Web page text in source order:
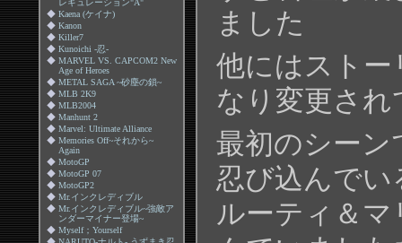
レギュレーション"A"
◆ Kaena (ケイナ)
◆ Kanon
◆ Killer7
◆ Kunoichi -忍-
◆ MARVEL VS. CAPCOM2 New
Age of Heroes
◆ METAL SAGA ~砂塵の鎖~
◆ MLB 2K9
◆ MLB2004
◆ Manhunt 2
◆ Marvel: Ultimate Alliance
◆ Memories Off~それから~
Again
◆ MotoGP
◆ MotoGP 07
◆ MotoGP2
◆ Mr.インクレディブル
◆ Mr.インクレディブル~強敵ア
ンダーマイナー登場~
◆ Myself；Yourself
ました
他にはスト
なり変更さ
最初のシーン
忍び込んで
ルーティ＆